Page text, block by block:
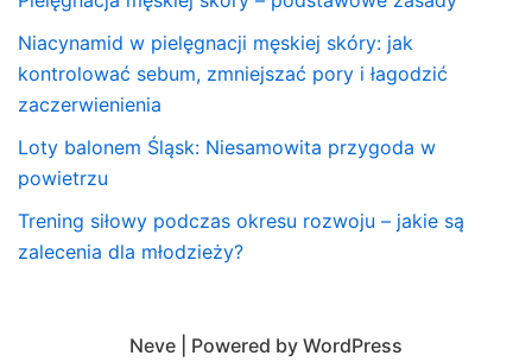
Niacynamid w pielęgnacji męskiej skóry: jak
kontrolować sebum, zmniejszać pory i łagodzić
zaczerwienienia
Loty balonem Śląsk: Niesamowita przygoda w
powietrzu
Trening siłowy podczas okresu rozwoju – jakie są
zalecenia dla młodzieży?
Neve | Powered by WordPress